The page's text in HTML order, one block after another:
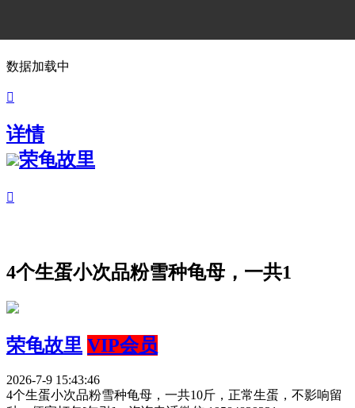
数据加载中

详情
荣龟故里

4个生蛋小次品粉雪种龟母，一共1
荣龟故里 VIP会员
2026-7-9 15:43:46
4个生蛋小次品粉雪种龟母，一共10斤，正常生蛋，不影响留